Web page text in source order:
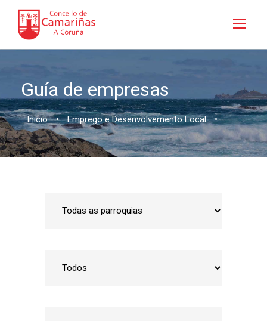
Guía de empresas
Inicio • Emprego e Desenvolvemento Local •